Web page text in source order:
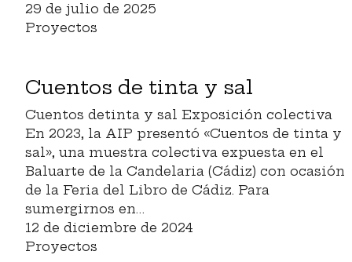
29 de julio de 2025
Proyectos
Cuentos de tinta y sal
Cuentos detinta y sal Exposición colectiva
En 2023, la AIP presentó «Cuentos de tinta y
sal», una muestra colectiva expuesta en el
Baluarte de la Candelaria (Cádiz) con ocasión
de la Feria del Libro de Cádiz. Para
sumergirnos en…
12 de diciembre de 2024
Proyectos